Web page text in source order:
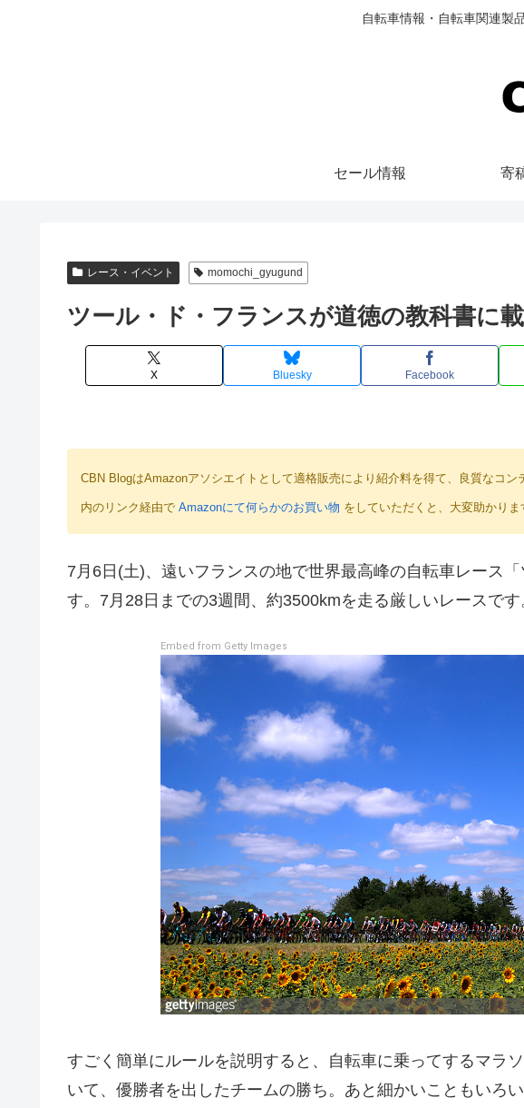
自転車情報・自転車関連製
セール情報 寄
レース・イベント momochi_gyugund
ツール・ド・フランスが道徳の教科書に
X Bluesky Facebook
CBN BlogはAmazonアソシエイトとして適格販売により紹介料を得て、良質なコ
内のリンク経由で Amazonにて何らかのお買い物 をしていただくと、大変助かり
7月6日(土)、遠いフランスの地で世界最高峰の自転車レース
す。7月28日までの3週間、約3500kmを走る厳しいレースです
Embed from Getty Images
すごく簡単にルールを説明すると、自転車に乗ってするマラ
いて、優勝者を出したチームの勝ち。あと細かいこともいろ